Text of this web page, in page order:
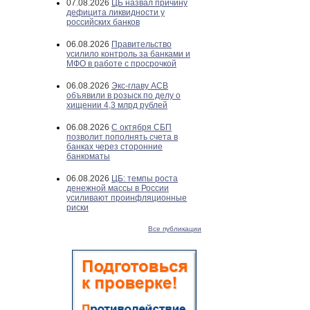
07.08.2026 ЦБ назвал причину
дефицита ликвидности у
российских банков
06.08.2026 Правительство
усилило контроль за банками и
МФО в работе с просрочкой
06.08.2026 Экс-главу АСВ
объявили в розыск по делу о
хищении 4,3 млрд рублей
06.08.2026 С октября СБП
позволит пополнять счета в
банках через сторонние
банкоматы
06.08.2026 ЦБ: темпы роста
денежной массы в России
усиливают проинфляционные
риски
Все публикации